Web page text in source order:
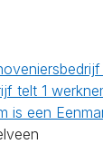
telt 1
is een